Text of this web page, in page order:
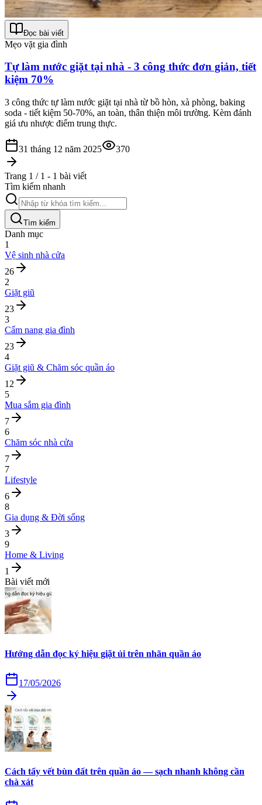
Đọc bài viết
Mẹo vặt gia đình
Tự làm nước giặt tại nhà - 3 công thức đơn giản, tiết
kiệm 70%
3 công thức tự làm nước giặt tại nhà từ bồ hòn, xà phòng, baking
soda - tiết kiệm 50-70%, an toàn, thân thiện môi trường. Kèm đánh
giá ưu nhược điểm trung thực.
31 tháng 12 năm 2025 370
Trang 1 / 1 - 1 bài viết
Tìm kiếm nhanh
Tìm kiếm
Danh mục
1
Vệ sinh nhà cửa
26
2
Giặt giũ
23
3
Cẩm nang gia đình
23
4
Giặt giũ & Chăm sóc quần áo
12
5
Mua sắm gia đình
7
6
Chăm sóc nhà cửa
7
7
Lifestyle
6
8
Gia dụng & Đời sống
3
9
Home & Living
1
Bài viết mới
Hướng dẫn đọc ký hiệu giặt ủi trên nhãn quần áo
17/05/2026
Cách tẩy vết bùn đất trên quần áo — sạch nhanh không cần
chà xát